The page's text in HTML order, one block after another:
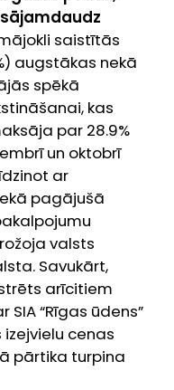
saistītās
augstākas nekā
spēkā
kas
par 28.9%
un oktobrī
ar
pagājušā
valsts
Savukārt,
arīcitiem
“Rīgas ūdens”
izejvielu cenas
pārtika turpina